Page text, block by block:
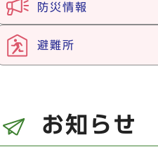
防災情報
避難所
お知らせ